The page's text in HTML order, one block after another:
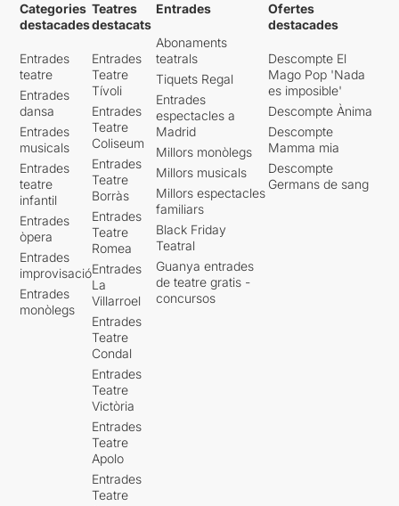
Categories
destacades
Entrades
teatre
Entrades
dansa
Entrades
musicals
Entrades
teatre
infantil
Entrades
òpera
Entrades
improvisació
Entrades
monòlegs
Teatres
destacats
Entrades
Teatre
Tívoli
Entrades
Teatre
Coliseum
Entrades
Teatre
Borràs
Entrades
Teatre
Romea
Entrades
La
Villarroel
Entrades
Teatre
Condal
Entrades
Teatre
Victòria
Entrades
Teatre
Apolo
Entrades
Teatre
Entrades
Abonaments
teatrals
Tiquets Regal
Entrades
espectacles a
Madrid
Millors monòlegs
Millors musicals
Millors espectacles
familiars
Black Friday
Teatral
Guanya entrades
de teatre gratis -
concursos
Ofertes
destacades
Descompte El
Mago Pop 'Nada
es imposible'
Descompte Ànima
Descompte
Mamma mia
Descompte
Germans de sang